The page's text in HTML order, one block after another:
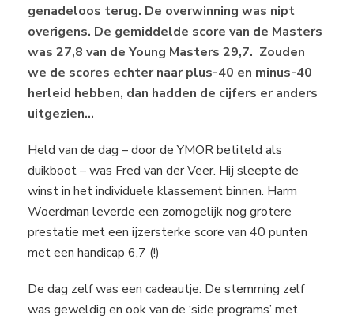
genadeloos terug. De overwinning was nipt
overigens. De gemiddelde score van de Masters
was 27,8 van de Young Masters 29,7. Zouden
we de scores echter naar plus-40 en minus-40
herleid hebben, dan hadden de cijfers er anders
uitgezien…
Held van de dag – door de YMOR betiteld als
duikboot – was Fred van der Veer. Hij sleepte de
winst in het individuele klassement binnen. Harm
Woerdman leverde een zomogelijk nog grotere
prestatie met een ijzersterke score van 40 punten
met een handicap 6,7 (!)
De dag zelf was een cadeautje. De stemming zelf
was geweldig en ook van de ‘side programs’ met